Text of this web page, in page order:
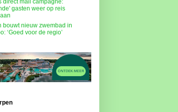
direct mail campagne:
gasten weer op reis
bouwt nieuw zwembad in
‘Goed voor de regio’